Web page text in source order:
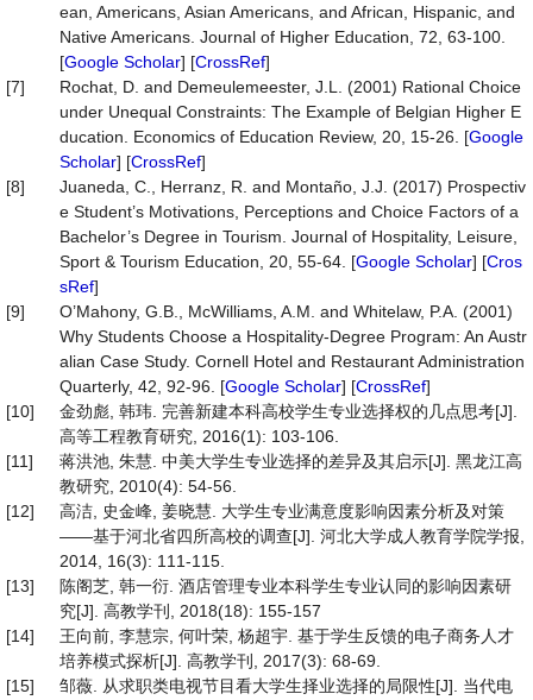
ean, Americans, Asian Americans, and African, Hispanic, and
Native Americans. Journal of Higher Education, 72, 63-100.
[Google Scholar] [CrossRef]
[7]
Rochat, D. and Demeulemeester, J.L. (2001) Rational Choice
under Unequal Constraints: The Example of Belgian Higher E
ducation. Economics of Education Review, 20, 15-26. [Google
Scholar] [CrossRef]
[8]
Juaneda, C., Herranz, R. and Montaño, J.J. (2017) Prospectiv
e Student’s Motivations, Perceptions and Choice Factors of a
Bachelor’s Degree in Tourism. Journal of Hospitality, Leisure,
Sport & Tourism Education, 20, 55-64. [Google Scholar] [Cros
sRef]
[9]
O’Mahony, G.B., McWilliams, A.M. and Whitelaw, P.A. (2001)
Why Students Choose a Hospitality-Degree Program: An Austr
alian Case Study. Cornell Hotel and Restaurant Administration
Quarterly, 42, 92-96. [Google Scholar] [CrossRef]
[10]
金劲彪, 韩玮. 完善新建本科高校学生专业选择权的几点思考[J].
高等工程教育研究, 2016(1): 103-106.
[11]
蒋洪池, 朱慧. 中美大学生专业选择的差异及其启示[J]. 黑龙江高
教研究, 2010(4): 54-56.
[12]
高洁, 史金峰, 姜晓慧. 大学生专业满意度影响因素分析及对策
——基于河北省四所高校的调查[J]. 河北大学成人教育学院学报,
2014, 16(3): 111-115.
[13]
陈阁芝, 韩一衍. 酒店管理专业本科学生专业认同的影响因素研
究[J]. 高教学刊, 2018(18): 155-157
[14]
王向前, 李慧宗, 何叶荣, 杨超宇. 基于学生反馈的电子商务人才
培养模式探析[J]. 高教学刊, 2017(3): 68-69.
[15]
邹薇. 从求职类电视节目看大学生择业选择的局限性[J]. 当代电